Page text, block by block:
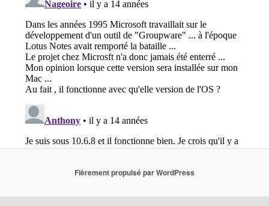
Fièrement propulsé par WordPress